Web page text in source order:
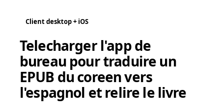
Client desktop + iOS
Telecharger l'app de
bureau pour traduire un
EPUB du coreen vers
l'espagnol et relire le livre